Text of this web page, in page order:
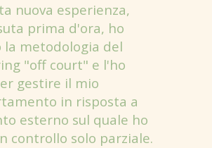
nuova esperienza,
prima d'ora, ho
metodologia del
"off court" e l'ho
gestire il mio
in risposta a
esterno sul quale ho
controllo solo parziale.